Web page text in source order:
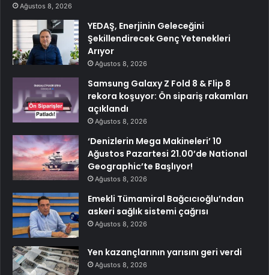
Ağustos 8, 2026
YEDAŞ, Enerjinin Geleceğini
Şekillendirecek Genç Yetenekleri
Arıyor
Ağustos 8, 2026
Samsung Galaxy Z Fold 8 & Flip 8
rekora koşuyor: Ön sipariş rakamları
açıklandı
Ağustos 8, 2026
‘Denizlerin Mega Makineleri’ 10
Ağustos Pazartesi 21.00’de National
Geographic’te Başlıyor!
Ağustos 8, 2026
Emekli Tümamiral Bağcıcıoğlu’ndan
askeri sağlık sistemi çağrısı
Ağustos 8, 2026
Yen kazançlarının yarısını geri verdi
Ağustos 8, 2026